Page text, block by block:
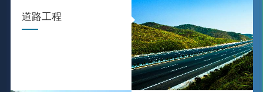
道路工程